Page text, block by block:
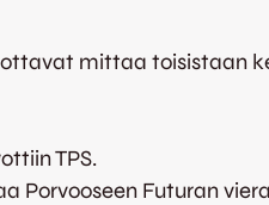
mittaa toisistaan
TPS.
Futuran